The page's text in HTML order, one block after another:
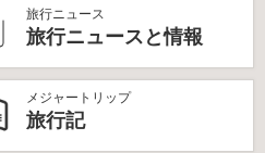
旅行ニュース
旅行ニュースと情報
メジャートリップ
旅行記